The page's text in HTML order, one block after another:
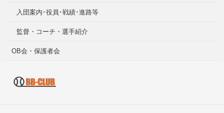
入団案内･役員･戦績･進路等
監督・コーチ・選手紹介
OB会・保護者会